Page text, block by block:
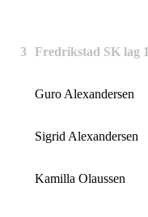
3 Fredrikstad SK lag 1
Guro Alexandersen
Sigrid Alexandersen
Kamilla Olaussen